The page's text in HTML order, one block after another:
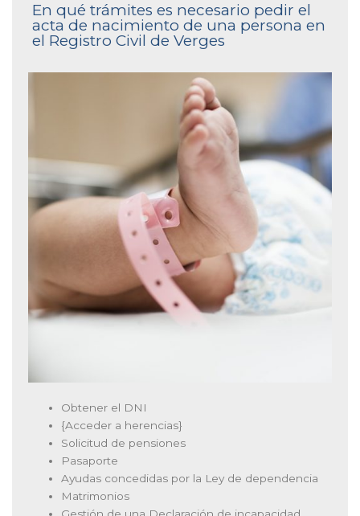
En qué trámites es necesario pedir el
acta de nacimiento de una persona en
el Registro Civil de Verges
Obtener el DNI
{Acceder a herencias}
Solicitud de pensiones
Pasaporte
Ayudas concedidas por la Ley de dependencia
Matrimonios